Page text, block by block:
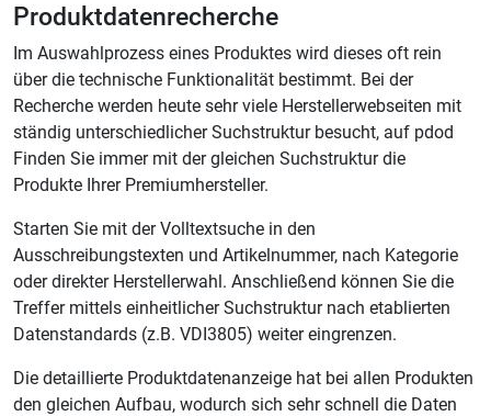
Produktdatenrecherche
Im Auswahlprozess eines Produktes wird dieses oft rein
über die technische Funktionalität bestimmt. Bei der
Recherche werden heute sehr viele Herstellerwebseiten mit
ständig unterschiedlicher Suchstruktur besucht, auf pdod
Finden Sie immer mit der gleichen Suchstruktur die
Produkte Ihrer Premiumhersteller.
Starten Sie mit der Volltextsuche in den
Ausschreibungstexten und Artikelnummer, nach Kategorie
oder direkter Herstellerwahl. Anschließend können Sie die
Treffer mittels einheitlicher Suchstruktur nach etablierten
Datenstandards (z.B. VDI3805) weiter eingrenzen.
Die detaillierte Produktdatenanzeige hat bei allen Produkten
den gleichen Aufbau, wodurch sich sehr schnell die Daten